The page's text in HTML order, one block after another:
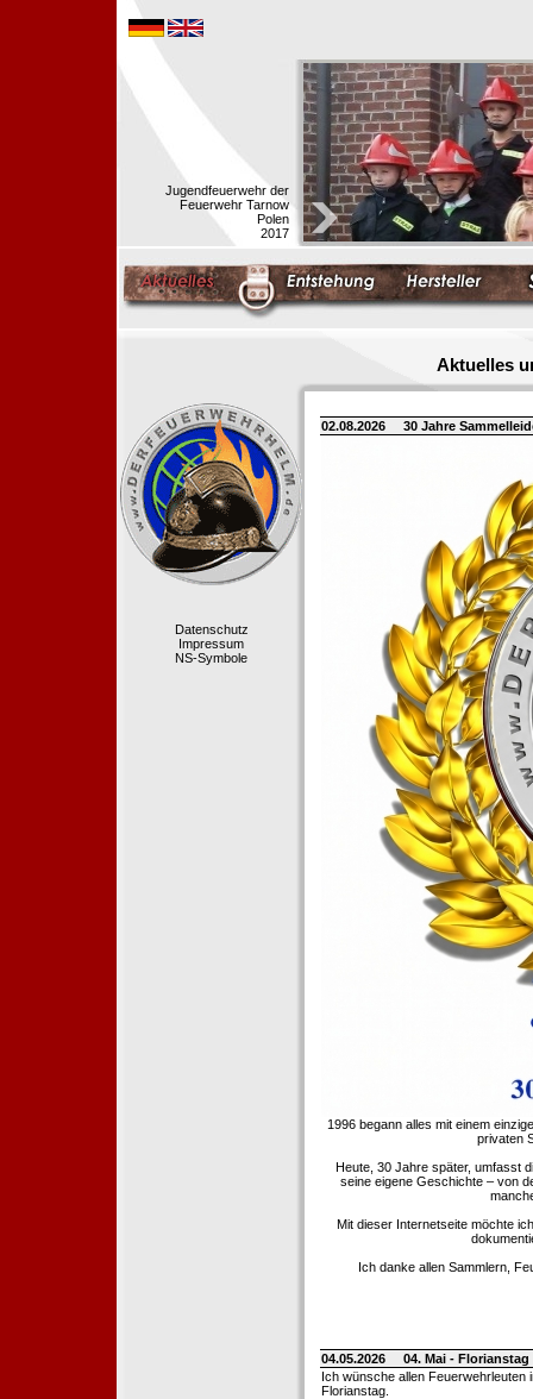
Jugendfeuerwehr der
Feuerwehr Tarnow
Polen
2017
Aktuelles
Datenschutz
Impressum
NS-Symbole
02.08.2026 30 Jahre
1996 begann alles mit einem
privaten
Heute, 30 Jahre später, umfasst
seine eigene Geschichte – von
Mit dieser Internetseite möchte
Ich danke allen Sammlern,
04.05.2026
04. Mai -
Ich wünsche allen Feuerwehrleuten
Florianstag.